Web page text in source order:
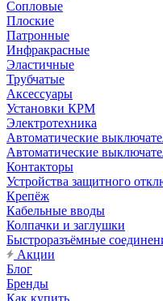
Сопловые
Плоские
Патронные
Инфракрасные
Эластичные
Трубчатые
Аксессуары
Установки КРМ
Электротехника
Автоматические
Автоматические
Контакторы
Устройства защитного
Крепёж
Кабельные вводы
Колпачки и заглушки
Быстроразъёмные
Акции
Блог
Бренды
Как купить